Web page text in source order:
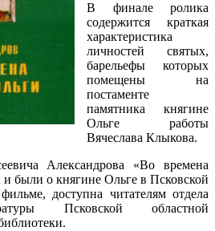
В финале ролика
содержится краткая
характеристика
личностей святых,
барельефы которых
помещены на
постаменте
памятника княгине
Ольге работы
Вячеслава Клыкова.
Александрова «Во времена
были о княгине Ольге в Псковской
доступна читателям отдела
Псковской областной